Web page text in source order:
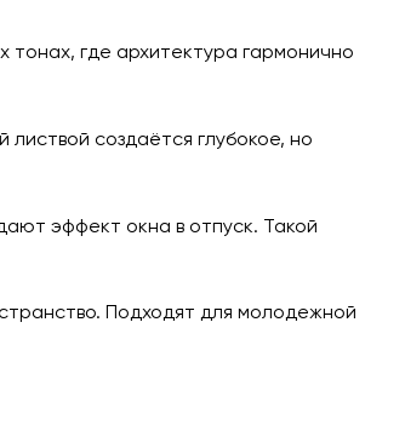
где архитектура гармонично
создаётся глубокое, но
эффект окна в отпуск. Такой
Подходят для молодежной